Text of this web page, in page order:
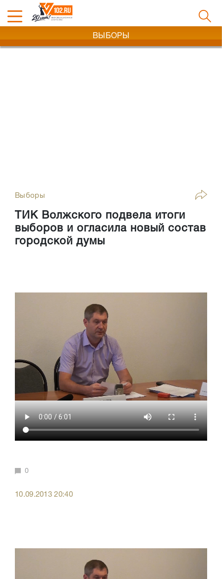
ВЫБОРЫ
Выборы
ТИК Волжского подвела итоги
выборов и огласила новый состав
городской думы
0
10.09.2013 20:40